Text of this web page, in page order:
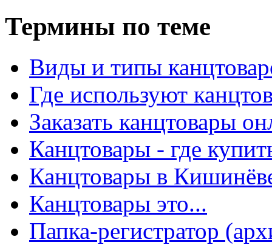
Термины по теме
Виды и типы
Где используют
Заказать канцтовары
Канцтовары - где
Канцтовары в
Канцтовары это...
Папка-регистратор